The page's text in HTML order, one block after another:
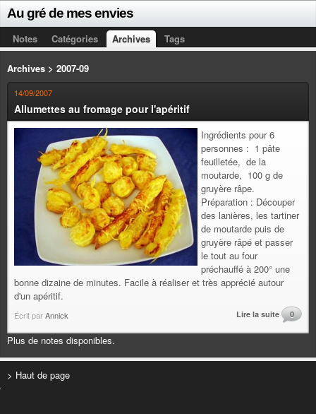
Au gré de mes envies
Notes Catégories Archives Tags
Archives > 2007-09
14/09/2007
Allumettes au fromage pour l'apéritif
Ingrédients pour 6
personnes : 1 pâte
feuilletée, de la
moutarde, 100 g de
gruyère râpe.
Préparation : Découper
des lanières, les tartiner
de moutarde puis de
gruyère râpé et passer
le tout au four
préchauffé à 200° une
bonne dizaine de minutes. Facile à réaliser et très apprécié autour
d'un apéritif.
Écrit parAnnick Lire la suite 0
Plus de notes disponibles.
> Haut de page